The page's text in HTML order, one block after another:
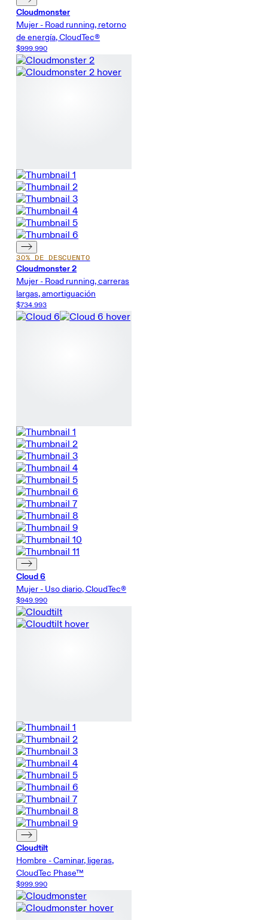
Cloudmonster
Mujer - Road running, retorno
de energía, CloudTec®
$999.990
30% DE DESCUENTO
Cloudmonster 2
Mujer - Road running, carreras
largas, amortiguación
$734.993
Cloud 6
Mujer - Uso diario, CloudTec®
$949.990
Cloudtilt
Hombre - Caminar, ligeras,
CloudTec Phase™
$999.990